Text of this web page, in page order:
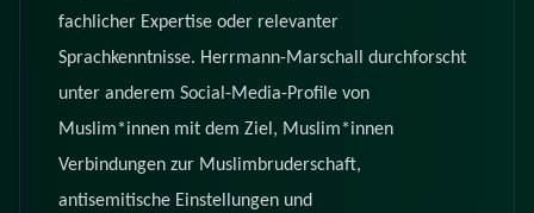
fachlicher Expertise oder relevanter
Sprachkenntnisse. Herrmann-Marschall durchforscht
unter anderem Social-Media-Profile von
Muslim*innen mit dem Ziel, Muslim*innen
Verbindungen zur Muslimbruderschaft,
antisemitische Einstellungen und